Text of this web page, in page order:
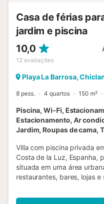
sanitário banheiro com pia,
Casa de férias
jardim e piscina
10,0
12 avaliações
Playa La Barrosa,
8 pess. 4 quartos 150 m²
Piscina, Wi-Fi,
Estacionamento, Ar
Jardim, Roupas de cama,
Villa com piscina privada
Costa de la Luz, Espanha,
situada em uma área
restaurantes, bares, lojas
distribuídos em 2 níveis. A